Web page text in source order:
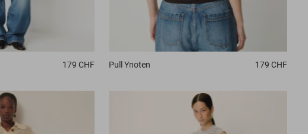
179 CHF Pull Ynoten 179 CHF